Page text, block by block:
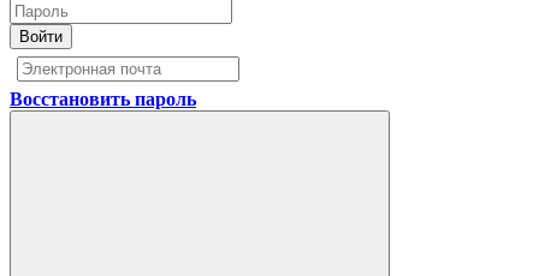
Войти
Восстановить пароль